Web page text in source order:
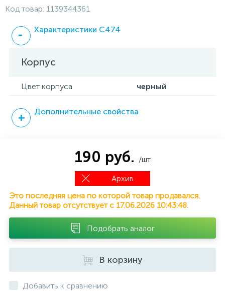
Код товар: 1139344361
Характеристики C474
Корпус
Цвет корпуса черный
Дополнительные свойства
190 руб. /шт
Архив
Это последняя цена по которой товар продавался.
Данный товар отсутствует с 17.06.2026 10:43:48.
Подобрать аналог
В корзину
Добавить к сравнению